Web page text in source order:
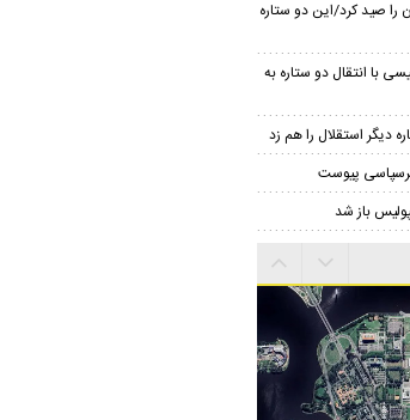
را صید کرد/این دو ستاره
با انتقال دو ستاره به
دیگر استقلال را هم زد
پیوست
باز شد